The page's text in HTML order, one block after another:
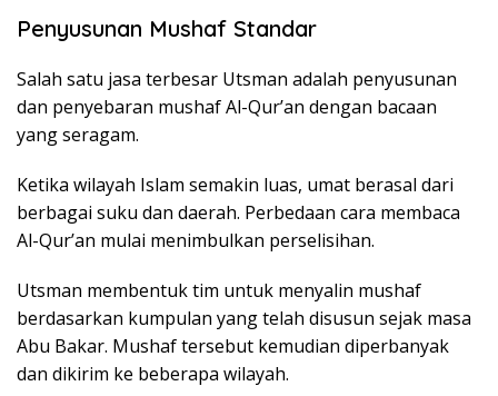
Penyusunan Mushaf Standar
Salah satu jasa terbesar Utsman adalah penyusunan
dan penyebaran mushaf Al-Qur’an dengan bacaan
yang seragam.
Ketika wilayah Islam semakin luas, umat berasal dari
berbagai suku dan daerah. Perbedaan cara membaca
Al-Qur’an mulai menimbulkan perselisihan.
Utsman membentuk tim untuk menyalin mushaf
berdasarkan kumpulan yang telah disusun sejak masa
Abu Bakar. Mushaf tersebut kemudian diperbanyak
dan dikirim ke beberapa wilayah.